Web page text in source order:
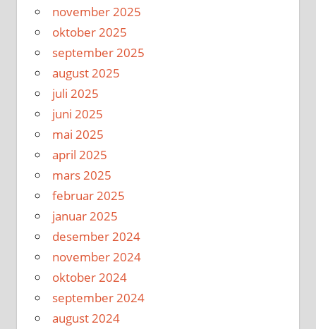
november 2025
oktober 2025
september 2025
august 2025
juli 2025
juni 2025
mai 2025
april 2025
mars 2025
februar 2025
januar 2025
desember 2024
november 2024
oktober 2024
september 2024
august 2024